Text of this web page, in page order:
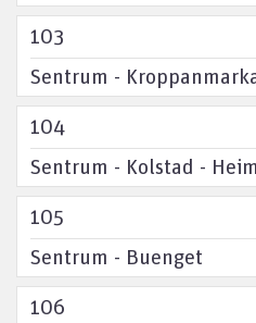
103
Sentrum -
104
Sentrum - Kolstad -
105
Sentrum - Buenget
106